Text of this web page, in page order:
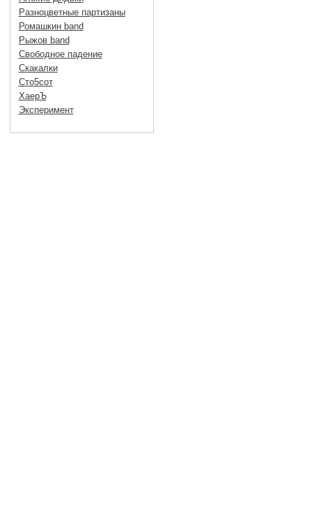
Разноцветные партизаны
Ромашкин band
Рыжов band
Свободное падение
Скакалки
Сто5сот
ХаерЪ
Эксперимент